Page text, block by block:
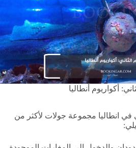
أكواريوم أنطاليا
في انطاليا مجموعة جولات لأكثر من